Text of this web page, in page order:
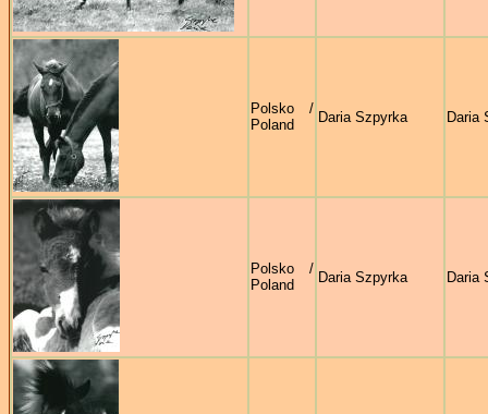
Polsko /
Poland
Daria Szpyrka Daria
Polsko /
Poland
Daria Szpyrka Daria